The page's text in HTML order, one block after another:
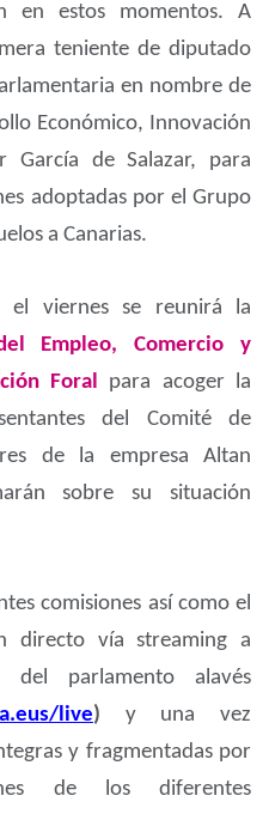
en estos momentos. A
teniente de diputado
en nombre de
Económico, Innovación
García de Salazar, para
adoptadas por el Grupo
a Canarias.
el viernes se reunirá la
Empleo, Comercio y
Foral para acoger la
del Comité de
de la empresa Altan
sobre su situación
comisiones así como el
directo vía streaming a
parlamento alavés
live) y una vez
y fragmentadas por
de los diferentes